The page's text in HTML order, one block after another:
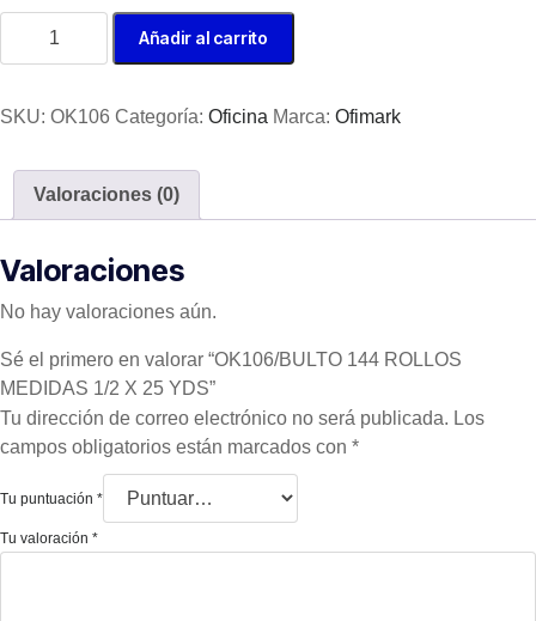
Añadir al carrito
SKU: OK106 Categoría: Oficina Marca: Ofimark
Valoraciones (0)
Valoraciones
No hay valoraciones aún.
Sé el primero en valorar “OK106/BULTO 144 ROLLOS
MEDIDAS 1/2 X 25 YDS”
Tu dirección de correo electrónico no será publicada. Los
campos obligatorios están marcados con *
Tu puntuación *
Tu valoración *